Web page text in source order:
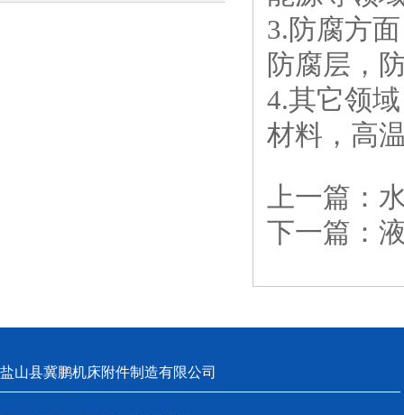
3.防腐方
防腐层，
4.其它领
材料，高
上一篇：
下一篇：
盐山县冀鹏机床附件制造有限公司